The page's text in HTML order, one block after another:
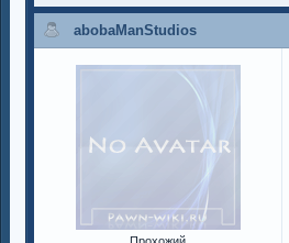
abobaManStudios